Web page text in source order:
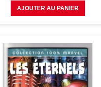
AJOUTER AU PANIER